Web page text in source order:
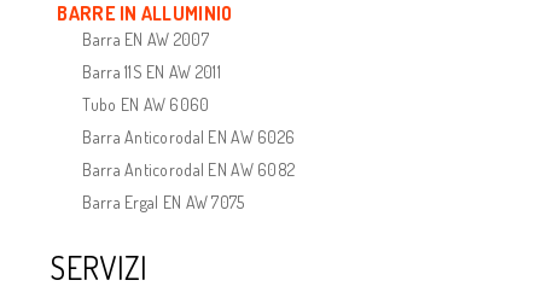
BARRE IN ALLUMINIO
Barra EN AW 2007
Barra 11S EN AW 2011
Tubo EN AW 6060
Barra Anticorodal EN AW 6026
Barra Anticorodal EN AW 6082
Barra Ergal EN AW 7075
SERVIZI